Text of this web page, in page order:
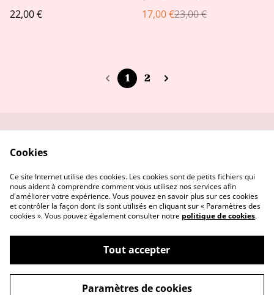
reflets AB
22,00 € 17,00 €23,00 €
1 2
confidentialité
Politique de cookies
©2026Vanille & Prune Créas
Cookies
Ce site Internet utilise des cookies. Les cookies sont de petits fichiers qui
nous aident à comprendre comment vous utilisez nos services afin
d'améliorer votre expérience. Vous pouvez en savoir plus sur ces cookies
et contrôler la façon dont ils sont utilisés en cliquant sur « Paramètres des
cookies ». Vous pouvez également consulter notre politique de cookies.
Tout accepter
Paramètres de cookies